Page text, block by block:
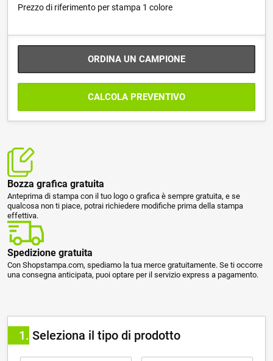
Prezzo di riferimento per stampa 1 colore
ORDINA UN CAMPIONE
CALCOLA PREVENTIVO
Bozza grafica gratuita
Anteprima di stampa con il tuo logo o grafica è sempre gratuita, e se
qualcosa non ti piace, potrai richiedere modifiche prima della stampa
effettiva.
Spedizione gratuita
Con Shopstampa.com, spediamo la tua merce gratuitamente. Se ti occorre
una consegna anticipata, puoi optare per il servizio express a pagamento.
1 Seleziona il tipo di prodotto